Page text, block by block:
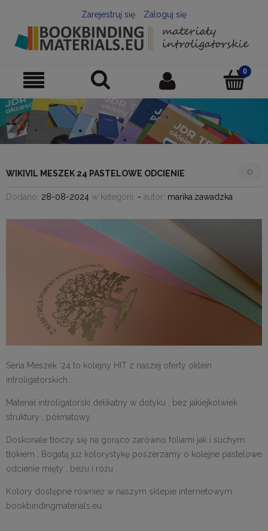
Zarejestruj się Zaloguj się
WIKIVIL MESZEK 24 PASTELOWE ODCIENIE 0
Dodano: 28-08-2024 w kategorii: - autor: marika.zawadzka
Seria Meszek ’24 to kolejny HIT z naszej oferty oklein
introligatorskich .
Materiał introligatorski delikatny w dotyku , bez jakiejkolwiek
struktury , półmatowy.
Doskonale tłoczy się na gorąco zarówno foliami jak i suchym
tłokiem . Bogatą już kolorystykę poszerzamy o kolejne pastelowe
odcienie mięty , beżu i różu .
Kolory dostępne również w naszym sklepie internetowym
bookbindingmaterials.eu